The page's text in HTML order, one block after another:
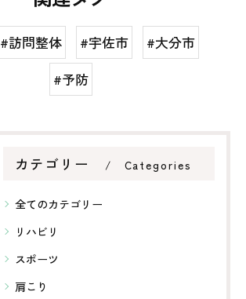
#訪問整体 #宇佐市
#大分市
#予防
カテゴリー Categories
全てのカテゴリー
リハビリ
スポーツ
肩こり